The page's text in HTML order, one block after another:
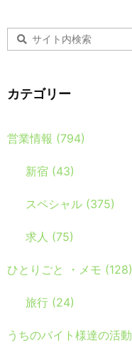
カテゴリー
営業情報 (794)
新宿 (43)
スペシャル (375)
求人 (75)
ひとりごと ・メモ (128)
旅行 (24)
うちのバイト様達の活動